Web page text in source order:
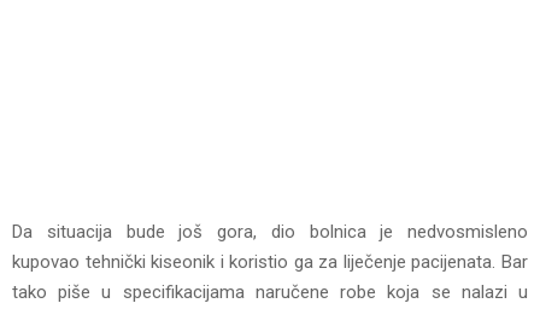
Da situacija bude još gora, dio bolnica je nedvosmisleno
kupovao tehnički kiseonik i koristio ga za liječenje pacijenata. Bar
tako piše u specifikacijama naručene robe koja se nalazi u